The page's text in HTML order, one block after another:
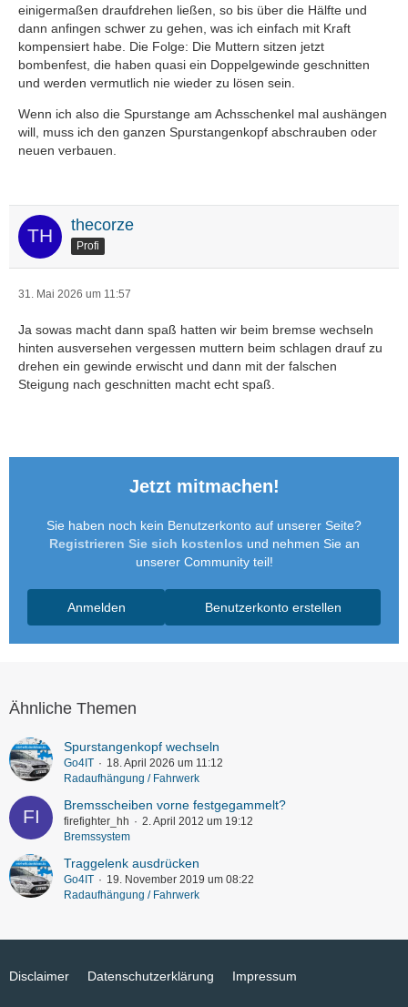
einigermaßen draufdrehen ließen, so bis über die Hälfte und
dann anfingen schwer zu gehen, was ich einfach mit Kraft
kompensiert habe. Die Folge: Die Muttern sitzen jetzt
bombenfest, die haben quasi ein Doppelgewinde geschnitten
und werden vermutlich nie wieder zu lösen sein.
Wenn ich also die Spurstange am Achsschenkel mal aushängen
will, muss ich den ganzen Spurstangenkopf abschrauben oder
neuen verbauen.
thecorze
Profi
31. Mai 2026 um 11:57
Ja sowas macht dann spaß hatten wir beim bremse wechseln
hinten ausversehen vergessen muttern beim schlagen drauf zu
drehen ein gewinde erwischt und dann mit der falschen
Steigung nach geschnitten macht echt spaß.
Jetzt mitmachen!
Sie haben noch kein Benutzerkonto auf unserer Seite?
Registrieren Sie sich kostenlos und nehmen Sie an
unserer Community teil!
Benutzerkonto erstellen
Anmelden
Ähnliche Themen
Spurstangenkopf wechseln
Go4IT
18. April 2026 um 11:12
Radaufhängung / Fahrwerk
Bremsscheiben vorne festgegammelt?
firefighter_hh
2. April 2012 um 19:12
Bremssystem
Traggelenk ausdrücken
Go4IT
19. November 2019 um 08:22
Radaufhängung / Fahrwerk
Disclaimer Datenschutzerklärung Impressum